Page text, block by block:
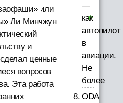
или
Ли Минчжун
и
ценные
вопросов
Эта работа
—
как
автопилот
в
авиации.
Не
более
ODA